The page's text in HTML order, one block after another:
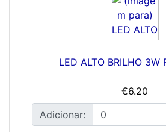
LED ALTO BRILHO 3W
€6.20
Adicionar: